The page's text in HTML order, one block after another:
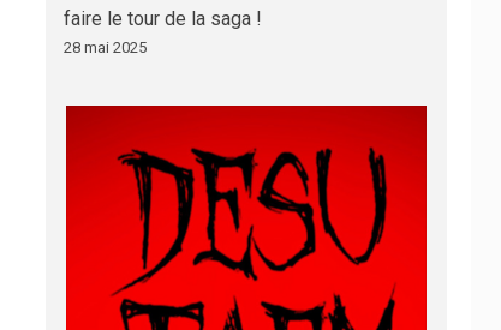
faire le tour de la saga !
28 mai 2025